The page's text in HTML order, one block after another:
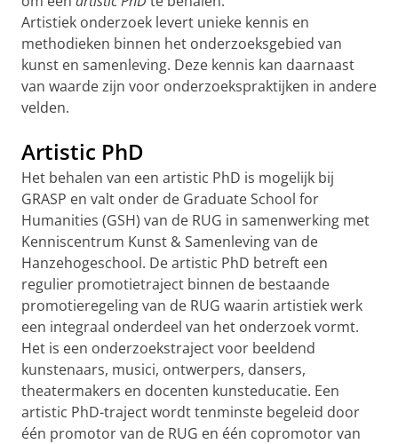
Artistiek onderzoek levert unieke kennis en
methodieken binnen het onderzoeksgebied van
kunst en samenleving. Deze kennis kan daarnaast
van waarde zijn voor onderzoekspraktijken in andere
velden.
Artistic PhD
Het behalen van een artistic PhD is mogelijk bij
GRASP en valt onder de Graduate School for
Humanities (GSH) van de RUG in samenwerking met
Kenniscentrum Kunst & Samenleving van de
Hanzehogeschool. De artistic PhD betreft een
regulier promotietraject binnen de bestaande
promotieregeling van de RUG waarin artistiek werk
een integraal onderdeel van het onderzoek vormt.
Het is een onderzoekstraject voor beeldend
kunstenaars, musici, ontwerpers, dansers,
theatermakers en docenten kunsteducatie. Een
artistic PhD-traject wordt tenminste begeleid door
één promotor van de RUG en één copromotor van